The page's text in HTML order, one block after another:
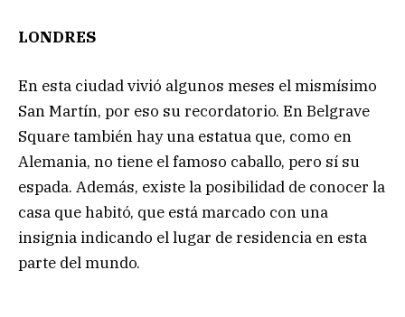
LONDRES
En esta ciudad vivió algunos meses el mismísimo
San Martín, por eso su recordatorio. En Belgrave
Square también hay una estatua que, como en
Alemania, no tiene el famoso caballo, pero sí su
espada. Además, existe la posibilidad de conocer la
casa que habitó, que está marcado con una
insignia indicando el lugar de residencia en esta
parte del mundo.